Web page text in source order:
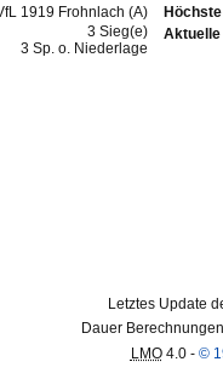
1919 Frohnlach (A)
3 Sieg(e)
3 Sp. o. Niederlage
Aktuelle
Letztes Update
Dauer
LMO4.0 - ©